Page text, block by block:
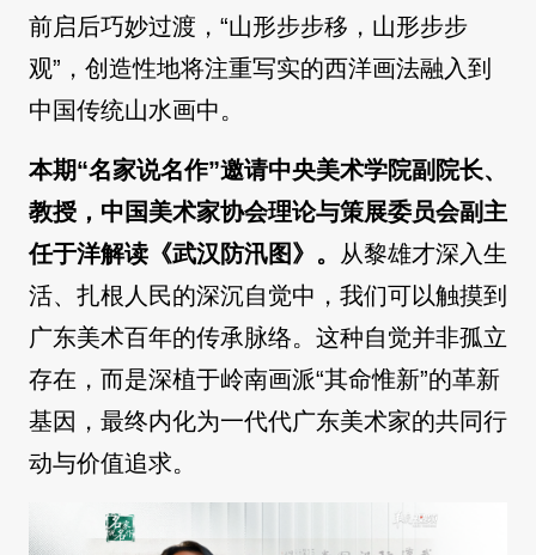
前启后巧妙过渡，“山形步步移，山形步步
观”，创造性地将注重写实的西洋画法融入到
中国传统山水画中。
本期“名家说名作”邀请中央美术学院副院长、
教授，中国美术家协会理论与策展委员会副主
任于洋解读《武汉防汛图》。 从黎雄才深入生
活、扎根人民的深沉自觉中，我们可以触摸到
广东美术百年的传承脉络。这种自觉并非孤立
存在，而是深植于岭南画派“其命惟新”的革新
基因，最终内化为一代代广东美术家的共同行
动与价值追求。